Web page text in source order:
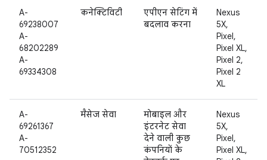
A-
69238007
A-
68202289
A-
69334308
कनेक्टिविटी
एपीएन सेटिंग में
बदलाव करना
Nexus
5X,
Pixel,
Pixel XL,
Pixel 2,
Pixel 2
XL
A-
69261367
A-
70512352
मैसेज सेवा
मोबाइल और
इंटरनेट सेवा
देने वाली कुछ
कंपनियों के
Nexus
5X,
Pixel,
Pixel XL,